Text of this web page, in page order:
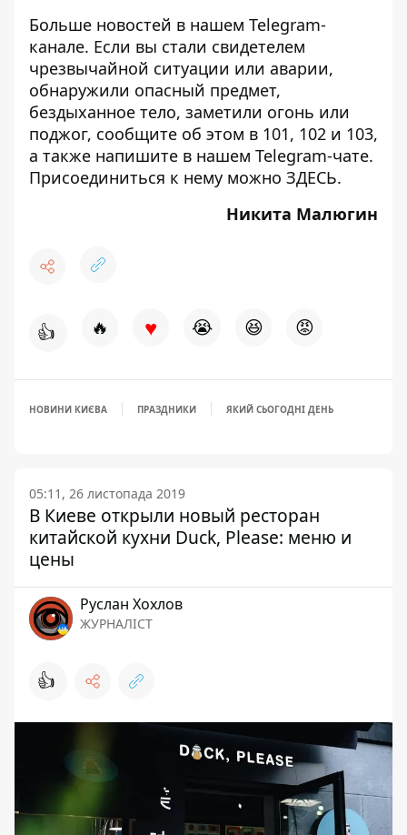
Больше новостей в нашем Telegram-
канале. Если вы стали свидетелем
чрезвычайной ситуации или аварии,
обнаружили опасный предмет,
бездыханное тело, заметили огонь или
поджог, сообщите об этом в 101, 102 и 103,
а также напишите в нашем Telegram-чате.
Присоединиться к нему можно ЗДЕСЬ.
Никита Малюгин
👍 🔥 ♥ 😭 😆 😡
НОВИНИ КИЄВА ПРАЗДНИКИ ЯКИЙ СЬОГОДНІ ДЕНЬ
05:11, 26 листопада 2019
В Киеве открыли новый ресторан
китайской кухни Duck, Please: меню и
цены
Руслан Хохлов
ЖУРНАЛІСТ
👍